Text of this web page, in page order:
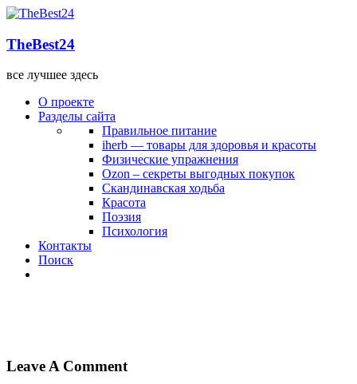
TheBest24
все лучшее здесь
О проекте
Разделы сайта
Правильное питание
iherb — товары для здоровья и красоты
Физические упражнения
Ozon – секреты выгодных покупок
Скандинавская ходьба
Красота
Поэзия
Психология
Контакты
Поиск
Leave A Comment